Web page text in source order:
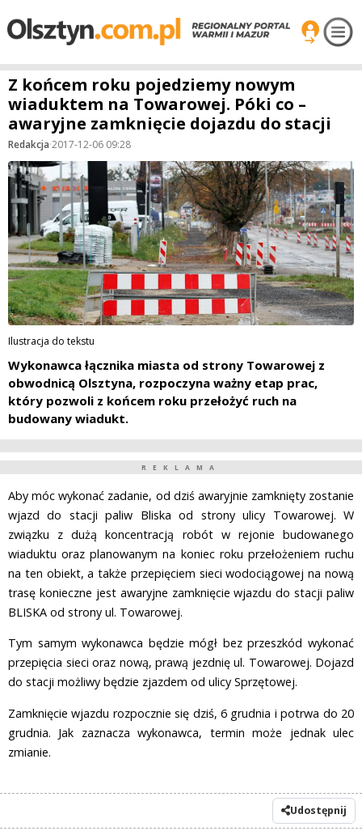
Z końcem roku pojedziemy nowym
wiaduktem na Towarowej. Póki co –
awaryjne zamknięcie dojazdu do stacji
Redakcja·2017-12-06 09:28
Ilustracja do tekstu
Wykonawca łącznika miasta od strony Towarowej z
obwodnicą Olsztyna, rozpoczyna ważny etap prac,
który pozwoli z końcem roku przełożyć ruch na
budowany wiadukt.
REKLAMA
Aby móc wykonać zadanie, od dziś awaryjnie zamknięty zostanie
wjazd do stacji paliw Bliska od strony ulicy Towarowej. W
związku z dużą koncentracją robót w rejonie budowanego
wiaduktu oraz planowanym na koniec roku przełożeniem ruchu
na ten obiekt, a także przepięciem sieci wodociągowej na nową
trasę konieczne jest awaryjne zamknięcie wjazdu do stacji paliw
BLISKA od strony ul. Towarowej.
Tym samym wykonawca będzie mógł bez przeszkód wykonać
przepięcia sieci oraz nową, prawą jezdnię ul. Towarowej. Dojazd
do stacji możliwy będzie zjazdem od ulicy Sprzętowej.
Zamknięcie wjazdu rozpocznie się dziś, 6 grudnia i potrwa do 20
grudnia. Jak zaznacza wykonawca, termin może jednak ulec
zmianie.
Udostępnij